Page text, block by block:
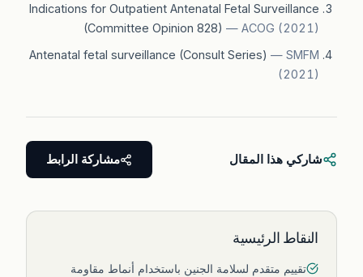
Indications for Outpatient Antenatal Fetal Surveillance
(Committee Opinion 828) — ACOG (2021 )
Antenatal fetal surveillance (Consult Series) — SMFM
(2021)
شاركي هذا المقال مشاركة الرابط
النقاط الرئيسية
تقييم متقدم لسلامة الجنين باستخدام أنماط مقاومة